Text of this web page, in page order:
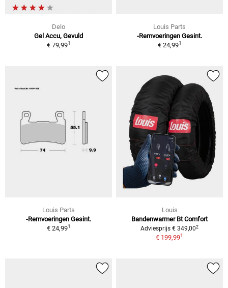
Delo
Gel Accu, Gevuld
€ 79,991
Louis Parts
-Remvoeringen Gesint.
€ 24,991
Louis Parts
-Remvoeringen Gesint.
€ 24,991
Louis
Bandenwarmer Bt Comfort
Adviesprijs € 349,002
€ 199,991